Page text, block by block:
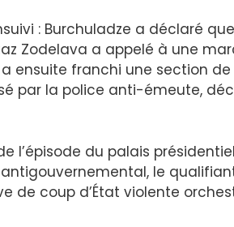
: Burchuladze a déclaré
Zodelava a appelé à une
ensuite franchi une section
par la police anti-émeute,
l’épisode du palais
le
de coup d’État violente